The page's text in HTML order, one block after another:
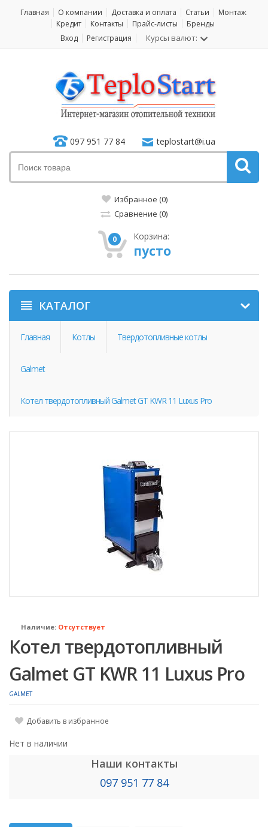
Главная О компании Доставка и оплата Статьи
Монтаж
Кредит
Контакты Прайс-листы
Бренды
Вход
Регистрация Курсы валют:
097 951 77 84 teplostart@i.ua
Избранное (0)
Сравнение (0)
0 Корзина:
пусто
КАТАЛОГ
Главная Котлы Твердотопливные котлы
Galmet
Котел твердотопливный Galmet GT KWR 11 Luxus Pro
Наличие: Отсутствует
Котел твердотопливный
Galmet GT KWR 11 Luxus Pro
GALMET
Добавить в избранное
Нет в наличии
Наши контакты
097 951 77 84